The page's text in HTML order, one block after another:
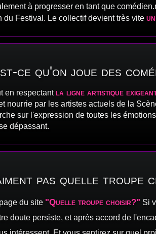
à progresser en tant que
du Festival. Le collectif devient très vite
ce qu'on joue des
en respectantla ligne artistique
nourrie par les artistes actuels de la
sur l'expression de toutes les
dépassant.
pas quelle troupe
du site "Quelle troupe choisir?" Si
doute persiste, et après accord de